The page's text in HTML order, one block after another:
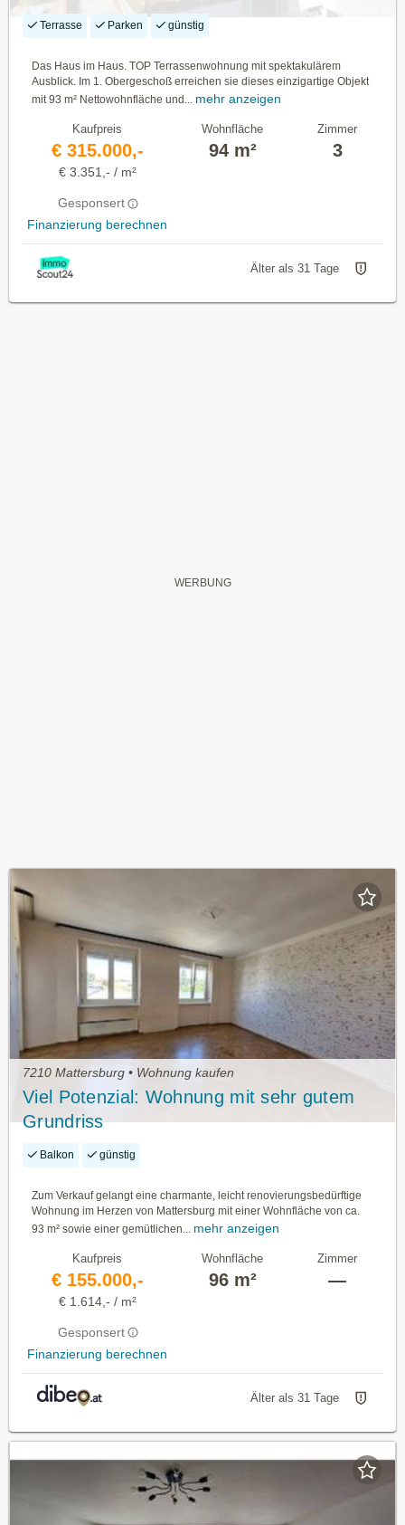
Terrasse Parken günstig
Das Haus im Haus. TOP Terrassenwohnung mit spektakulärem
Ausblick. Im 1. Obergeschoß erreichen sie dieses einzigartige Objekt
mit 93 m² Nettowohnfläche und... mehr anzeigen
Kaufpreis
€ 315.000,-
€ 3.351,- / m²
Gesponsert
Finanzierung berechnen
Wohnfläche
94 m²
Zimmer
3
Älter als 31 Tage
7210 Mattersburg • Wohnung kaufen
Viel Potenzial: Wohnung mit sehr gutem
Grundriss
Balkon günstig
Zum Verkauf gelangt eine charmante, leicht renovierungsbedürftige
Wohnung im Herzen von Mattersburg mit einer Wohnfläche von ca.
93 m² sowie einer gemütlichen... mehr anzeigen
Kaufpreis
€ 155.000,-
€ 1.614,- / m²
Gesponsert
Finanzierung berechnen
Wohnfläche
96 m²
Zimmer
—
Älter als 31 Tage